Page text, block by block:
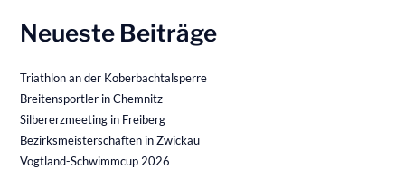
Neueste Beiträge
Triathlon an der Koberbachtalsperre
Breitensportler in Chemnitz
Silbererzmeeting in Freiberg
Bezirksmeisterschaften in Zwickau
Vogtland-Schwimmcup 2026